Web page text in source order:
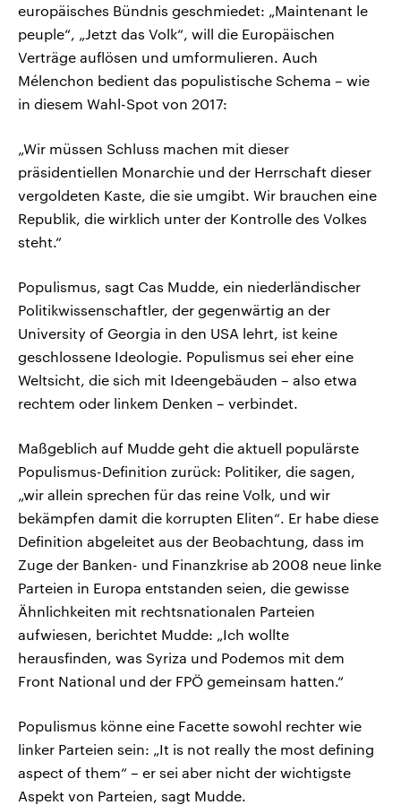
europäisches Bündnis geschmiedet: „Maintenant le
peuple“, „Jetzt das Volk“, will die Europäischen
Verträge auflösen und umformulieren. Auch
Mélenchon bedient das populistische Schema – wie
in diesem Wahl-Spot von 2017:
„Wir müssen Schluss machen mit dieser
präsidentiellen Monarchie und der Herrschaft dieser
vergoldeten Kaste, die sie umgibt. Wir brauchen eine
Republik, die wirklich unter der Kontrolle des Volkes
steht.“
Populismus, sagt Cas Mudde, ein niederländischer
Politikwissenschaftler, der gegenwärtig an der
University of Georgia in den USA lehrt, ist keine
geschlossene Ideologie. Populismus sei eher eine
Weltsicht, die sich mit Ideengebäuden – also etwa
rechtem oder linkem Denken – verbindet.
Maßgeblich auf Mudde geht die aktuell populärste
Populismus-Definition zurück: Politiker, die sagen,
„wir allein sprechen für das reine Volk, und wir
bekämpfen damit die korrupten Eliten“. Er habe diese
Definition abgeleitet aus der Beobachtung, dass im
Zuge der Banken- und Finanzkrise ab 2008 neue linke
Parteien in Europa entstanden seien, die gewisse
Ähnlichkeiten mit rechtsnationalen Parteien
aufwiesen, berichtet Mudde: „Ich wollte
herausfinden, was Syriza und Podemos mit dem
Front National und der FPÖ gemeinsam hatten.“
Populismus könne eine Facette sowohl rechter wie
linker Parteien sein: „It is not really the most defining
aspect of them“ – er sei aber nicht der wichtigste
Aspekt von Parteien, sagt Mudde.